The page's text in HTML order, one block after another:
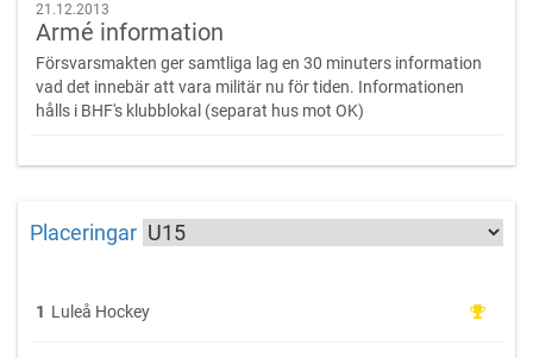
21.12.2013
Armé information
Försvarsmakten ger samtliga lag en 30 minuters information
vad det innebär att vara militär nu för tiden. Informationen
hålls i BHF's klubblokal (separat hus mot OK)
Placeringar
1 Luleå Hockey